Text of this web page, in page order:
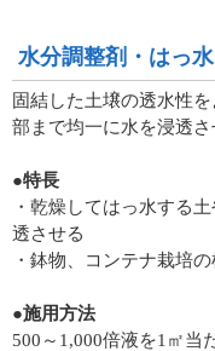
水分調整剤・はっ
固結した土壌の透水性
部まで均一に水を浸透さ
●特長
・乾燥してはっ水する
透させる
・鉢物、コンテナ栽培
●施用方法
500～1,000倍液を1㎡当